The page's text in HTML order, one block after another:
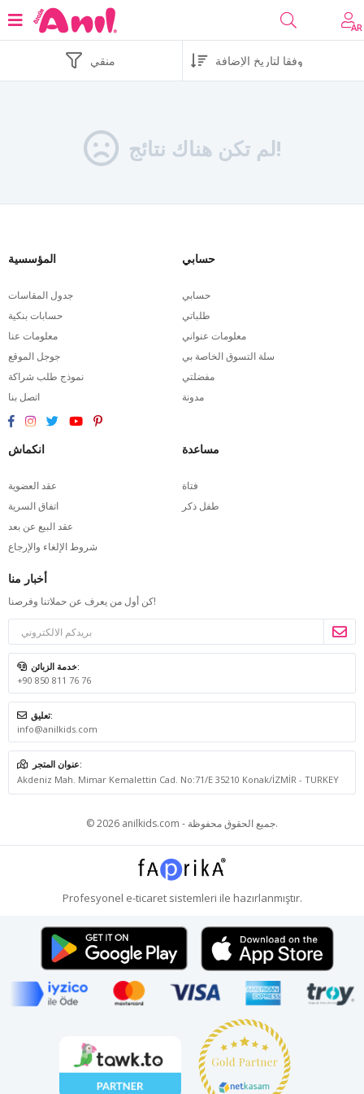
AR
منقي
لم تكن هناك نتائج!
المؤسسية
جدول المقاسات
حسابات بنكية
معلومات عنا
جوجل الموقع
نموذج طلب شراكة
اتصل بنا
حسابي
حسابي
طلباتي
معلومات عنواني
سلة التسوق الخاصة بي
مفضلتي
مدونة
انكماش
عقد العضوية
اتفاق السرية
عقد البيع عن بعد
شروط الإلغاء والإرجاع
مساعدة
فتاة
طفل ذكر
أخبار منا
كن أول من يعرف عن حملاتنا وفرصنا!
خدمة الزبائن:
+90 850 811 76 76
تعليق:
info@anilkids.com
عنوان المتجر:
Akdeniz Mah. Mimar Kemalettin Cad. No:71/E 35210 Konak/İZMİR - TURKEY
© 2026 anilkids.com - جميع الحقوق محفوظة.
Profesyonel e-ticaretsistemleri ile hazırlanmıştır.